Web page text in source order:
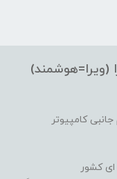
(ویرا=هوشمند)
کامپیوتر
کشور